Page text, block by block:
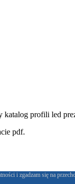
profili led
pdf.
i zgadzam się na